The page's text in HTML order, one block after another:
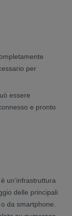
per
essere
e pronto
un’infrastruttura
delle principali
da smartphone.